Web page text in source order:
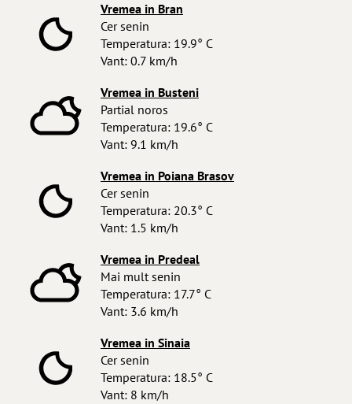
Vremea in Bran
Cer senin
Temperatura: 19.9° C
Vant: 0.7 km/h
Vremea in Busteni
Partial noros
Temperatura: 19.6° C
Vant: 9.1 km/h
Vremea in Poiana Brasov
Cer senin
Temperatura: 20.3° C
Vant: 1.5 km/h
Vremea in Predeal
Mai mult senin
Temperatura: 17.7° C
Vant: 3.6 km/h
Vremea in Sinaia
Cer senin
Temperatura: 18.5° C
Vant: 8 km/h